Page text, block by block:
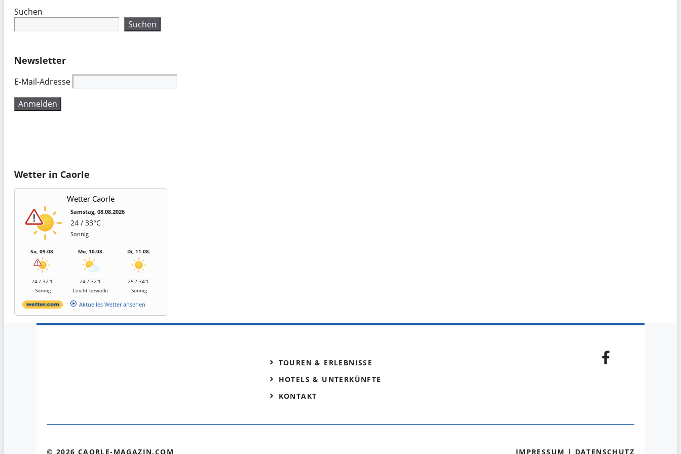
Suchen
Suchen
Newsletter
E-Mail-Adresse
Wetter in Caorle
Wetter Caorle
Samstag, 08.08.2026
24 / 33°C
Sonnig
So, 09.08.
24 / 32°C
Sonnig
Mo, 10.08.
24 / 32°C
Leicht bewölkt
Di, 11.08.
25 / 34°C
Sonnig
Aktuelles Wetter ansehen
TOUREN & ERLEBNISSE
HOTELS & UNTERKÜNFTE
KONTAKT
© 2026 CAORLE-MAGAZIN.COM IMPRESSUM | DATENSCHUTZ